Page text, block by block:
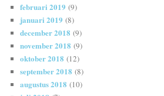
februari 2019 (9)
januari 2019 (8)
december 2018 (9)
november 2018 (9)
oktober 2018 (12)
september 2018 (8)
augustus 2018 (10)